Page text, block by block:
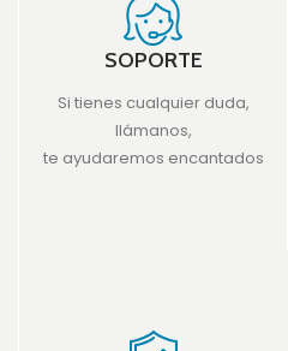
SOPORTE
Si tienes cualquier duda,
llámanos,
te ayudaremos encantados